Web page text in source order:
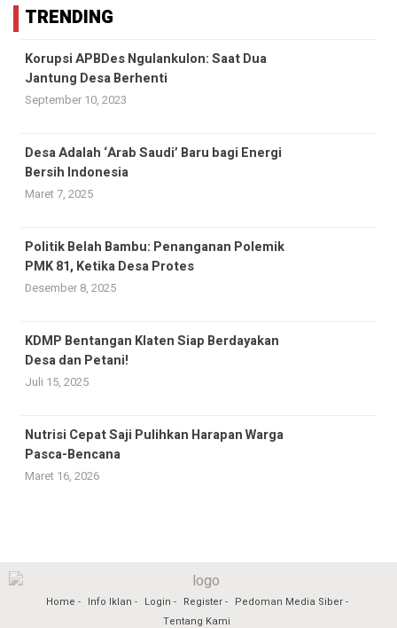
TRENDING
Korupsi APBDes Ngulankulon: Saat Dua
Jantung Desa Berhenti
September 10, 2023
Desa Adalah ‘Arab Saudi’ Baru bagi Energi
Bersih Indonesia
Maret 7, 2025
Politik Belah Bambu: Penanganan Polemik
PMK 81, Ketika Desa Protes
Desember 8, 2025
KDMP Bentangan Klaten Siap Berdayakan
Desa dan Petani!
Juli 15, 2025
Nutrisi Cepat Saji Pulihkan Harapan Warga
Pasca-Bencana
Maret 16, 2026
Home Info Iklan Login Register
Pedoman Media Siber
Tentang Kami